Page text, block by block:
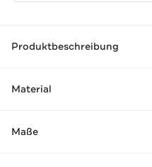
Produktbeschreibung
Material
Maße